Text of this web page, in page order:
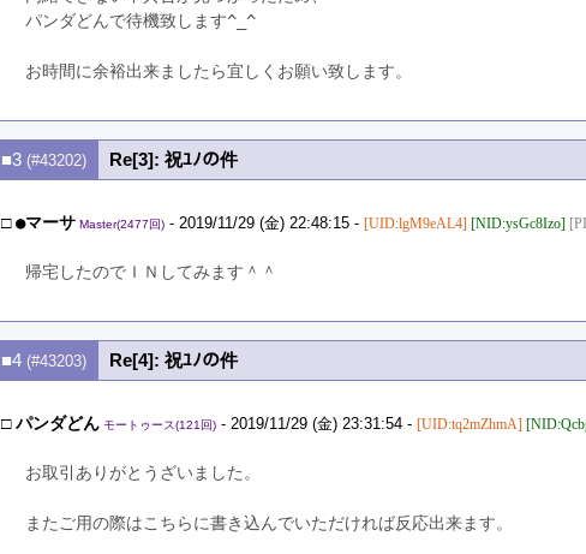
パンダどんで待機致します^_^
お時間に余裕出来ましたら宜しくお願い致します。
■3 (#43202)
Re[3]: 祝ﾕﾉの件
□●マーサ Master(2477回)- 2019/11/29 (金) 22:48:15 - [UID:lgM9eAL4] [NID:ysGc8Izo]
帰宅したのでＩＮしてみます＾＾
■4 (#43203) Re[4]: 祝ﾕﾉの件
□パンダどん モートゥース(121回)- 2019/11/29 (金) 23:31:54 - [UID:tq2mZhmA]
お取引ありがとうざいました。
またご用の際はこちらに書き込んでいただければ反応出来ます。